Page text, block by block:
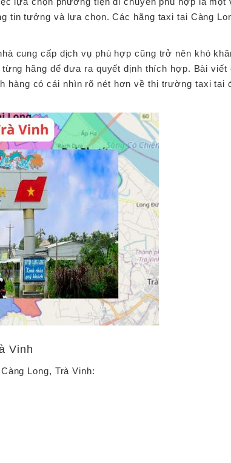
tin tưởng và lựa chọn. Các hãng taxi tại Càng
cung cấp dịch vụ phù hợp cũng trở nên khó
hãng để đưa ra quyết định thích hợp. Bài
hàng có cái nhìn rõ nét hơn về thị trường taxi tại
Vinh
Long, Trà Vinh: